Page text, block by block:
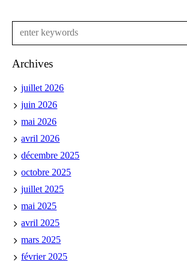
Archives
juillet 2026
juin 2026
mai 2026
avril 2026
décembre 2025
octobre 2025
juillet 2025
mai 2025
avril 2025
mars 2025
février 2025